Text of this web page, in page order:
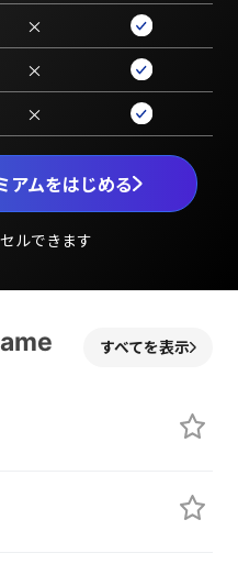
アムをはじめる
ルできます
×
×
×
すべてを表示